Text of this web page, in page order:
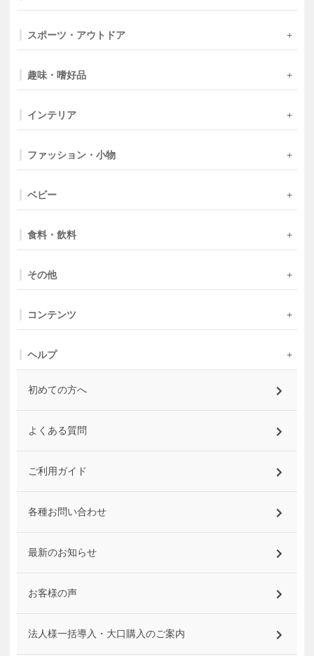
スポーツ・アウトドア
趣味・嗜好品
インテリア
ファッション・小物
ベビー
食料・飲料
その他
コンテンツ
ヘルプ
初めての方へ
よくある質問
ご利用ガイド
各種お問い合わせ
最新のお知らせ
お客様の声
法人様一括導入・大口購入のご案内